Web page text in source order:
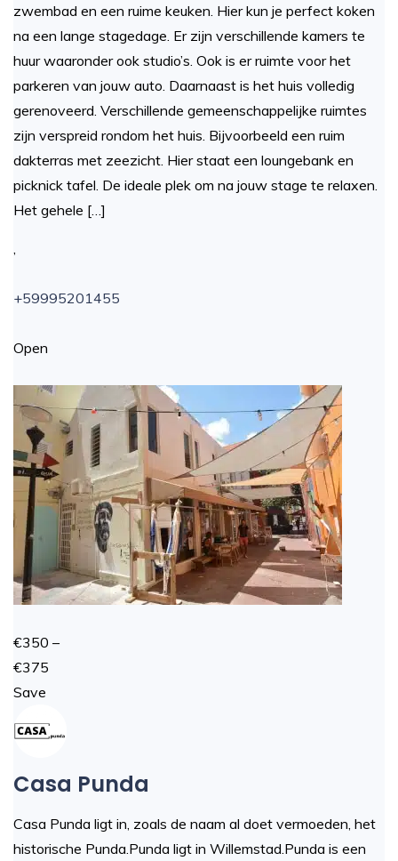
zwembad en een ruime keuken. Hier kun je perfect koken
na een lange stagedage. Er zijn verschillende kamers te
huur waaronder ook studio’s. Ook is er ruimte voor het
parkeren van jouw auto. Daarnaast is het huis volledig
gerenoveerd. Verschillende gemeenschappelijke ruimtes
zijn verspreid rondom het huis. Bijvoorbeeld een ruim
dakterras met zeezicht. Hier staat een loungebank en
picknick tafel. De ideale plek om na jouw stage te relaxen.
Het gehele […]
+59995201455
Open
€350 –
€375
Save
Casa Punda
Casa Punda ligt in, zoals de naam al doet vermoeden, het
historische Punda.Punda ligt in Willemstad.Punda is een